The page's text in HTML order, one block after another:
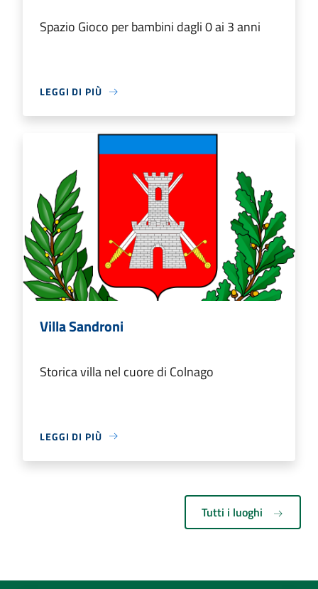
Spazio Gioco per bambini dagli 0 ai 3 anni
LEGGI DI PIÙ
Villa Sandroni
Storica villa nel cuore di Colnago
LEGGI DI PIÙ
Tutti i luoghi